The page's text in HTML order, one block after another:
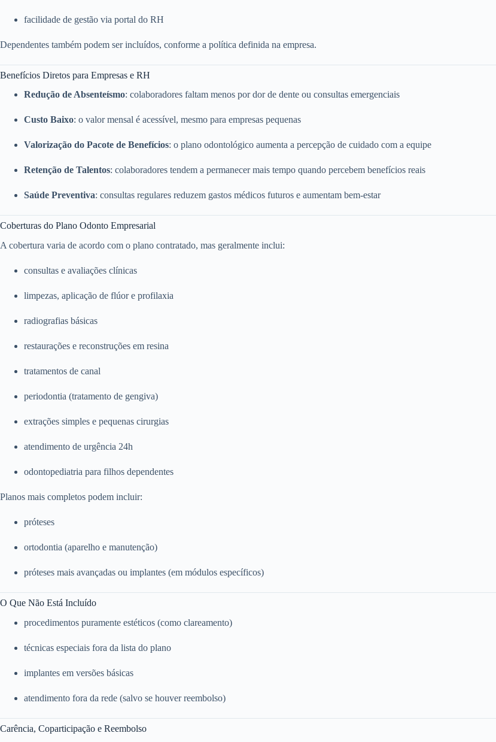
facilidade de gestão via portal do RH
Dependentes também podem ser incluídos, conforme a política definida na empresa.
Benefícios Diretos para Empresas e RH
Redução de Absenteísmo: colaboradores faltam menos por dor de dente ou consultas emergenciais
Custo Baixo: o valor mensal é acessível, mesmo para empresas pequenas
Valorização do Pacote de Benefícios: o plano odontológico aumenta a percepção de cuidado com a equipe
Retenção de Talentos: colaboradores tendem a permanecer mais tempo quando percebem benefícios reais
Saúde Preventiva: consultas regulares reduzem gastos médicos futuros e aumentam bem-estar
Coberturas do Plano Odonto Empresarial
A cobertura varia de acordo com o plano contratado, mas geralmente inclui:
consultas e avaliações clínicas
limpezas, aplicação de flúor e profilaxia
radiografias básicas
restaurações e reconstruções em resina
tratamentos de canal
periodontia (tratamento de gengiva)
extrações simples e pequenas cirurgias
atendimento de urgência 24h
odontopediatria para filhos dependentes
Planos mais completos podem incluir:
próteses
ortodontia (aparelho e manutenção)
próteses mais avançadas ou implantes (em módulos específicos)
O Que Não Está Incluído
procedimentos puramente estéticos (como clareamento)
técnicas especiais fora da lista do plano
implantes em versões básicas
atendimento fora da rede (salvo se houver reembolso)
Carência, Coparticipação e Reembolso